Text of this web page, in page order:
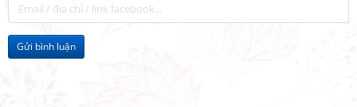
Gửi bình luận